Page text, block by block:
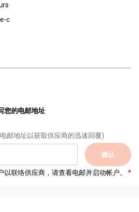
c
您的电邮地址
邮地址以获取供应商的迅速回覆)
确认
联络供应商，请查看电邮并启动帐户。